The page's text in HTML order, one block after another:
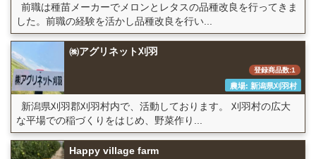
前職は種苗メーカーでメロンとレタスの品種改良を行ってきま
した。前職の経験を活かし品種改良を行い...
㈱アグリネット刈羽
登録商品数:1
農場: 新潟県刈羽村
新潟県刈羽郡刈羽村内で、活動しております。 刈羽村の広大
な平場での稲づくりをはじめ、野菜作り...
Happy village farm